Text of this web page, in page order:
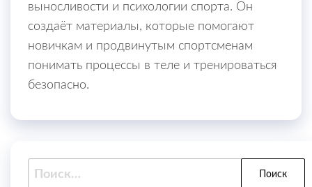
выносливости и психологии спорта. Он
создаёт материалы, которые помогают
новичкам и продвинутым спортсменам
понимать процессы в теле и тренироваться
безопасно.
Найти: